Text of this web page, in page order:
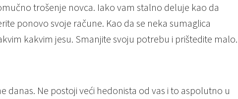
trošenje novca. Iako vam stalno deluje kao da
ponovo svoje račune. Kao da se neka sumaglica
kakvim jesu. Smanjite svoju potrebu i prištedite malo.
danas. Ne postoji veći hedonista od vas i to aspolutno u